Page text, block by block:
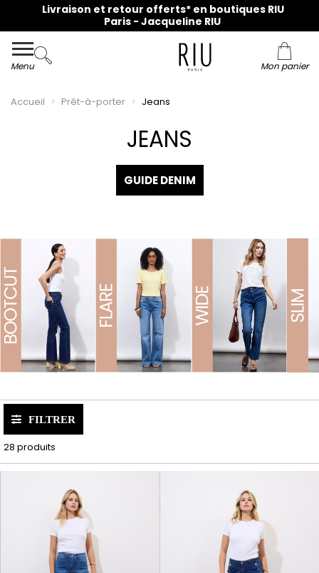
Livraison et retour offerts* en boutiques RIU
Paris - Jacqueline RIU
Menu Mon panier
Accueil Prêt-à-porter Jeans
JEANS
GUIDE DENIM
FILTRER
28 produits